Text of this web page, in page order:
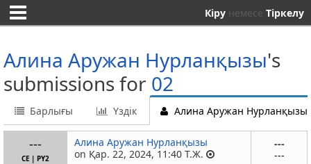
Кіру немесе Тіркелу
Алина Аружан Нурланқызы's
submissions for 02
Барлығы Үздік Алина Аружан
---
CE | PY2
Алина Аружан Нурланқызы
on Қар. 22, 2024, 11:40 Т.Ж.
---
---